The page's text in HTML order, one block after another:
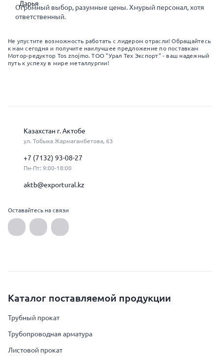
Огромный выбор, разумные цены. Хмурый персонал, хотя
ответственный.
Не упустите возможность работать с лидером отрасли! Обращайтесь
к нам сегодня и получите наилучшее предложение по поставкам
Мотор-редуктор Tos znojmo. ТОО "Урал Тех Экспорт" - ваш надежный
путь к успеху в мире металлургии!
Казахстан г. Актобе
ул. Тобыка Жармагамбетова, 63
+7 (7132) 93-08-27
Пн-Пт: 9:00-18:00
aktb@exportural.kz
Оставайтесь на связи
Каталог поставляемой продукции
Трубный прокат
Трубопроводная арматура
Листовой прокат